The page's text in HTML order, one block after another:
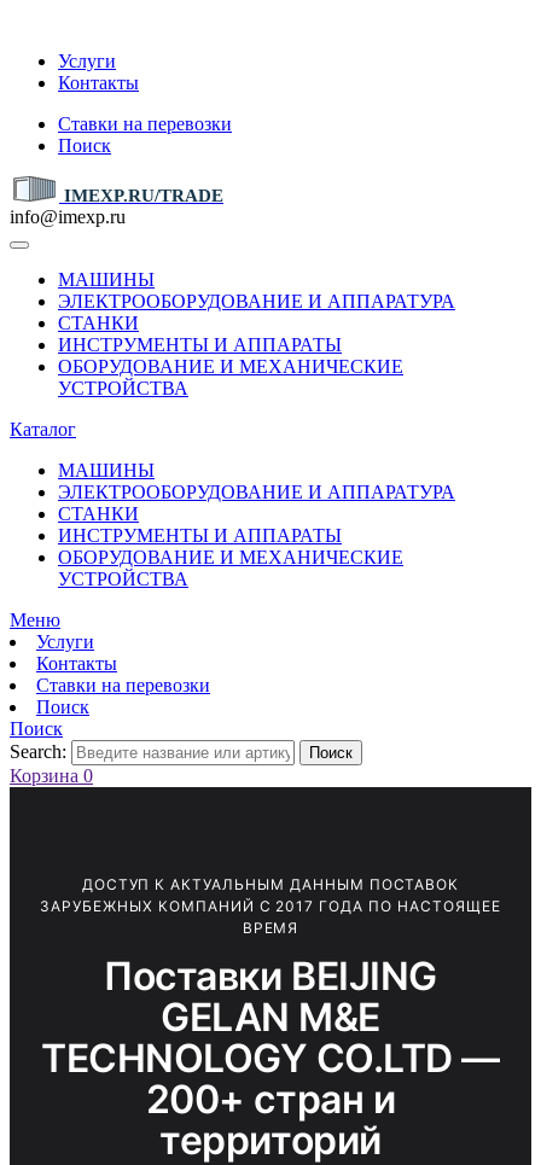
Услуги
Контакты
Ставки на перевозки
Поиск
IMEXP.RU/TRADE
info@imexp.ru
МАШИНЫ
ЭЛЕКТРООБОРУДОВАНИЕ И АППАРАТУРА
СТАНКИ
ИНСТРУМЕНТЫ И АППАРАТЫ
ОБОРУДОВАНИЕ И МЕХАНИЧЕСКИЕ
УСТРОЙСТВА
Каталог
МАШИНЫ
ЭЛЕКТРООБОРУДОВАНИЕ И АППАРАТУРА
СТАНКИ
ИНСТРУМЕНТЫ И АППАРАТЫ
ОБОРУДОВАНИЕ И МЕХАНИЧЕСКИЕ
УСТРОЙСТВА
Меню
Услуги
Контакты
Ставки на перевозки
Поиск
Поиск
Search:
Поиск
Корзина 0
ДОСТУП К АКТУАЛЬНЫМ ДАННЫМ ПОСТАВОК
ЗАРУБЕЖНЫХ КОМПАНИЙ С 2017 ГОДА ПО НАСТОЯЩЕЕ
ВРЕМЯ
Поставки BEIJING
GELAN M&E
TECHNOLOGY CO.LTD —
200+ стран и
территорий